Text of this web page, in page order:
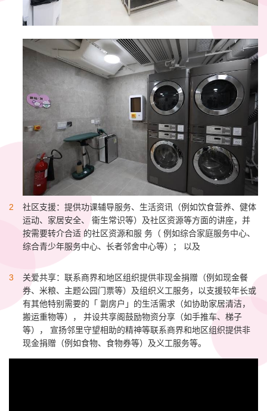
社区支援：提供功课辅导服务、生活资讯（例如饮食营养、健体
运动、家居安全、 衞生常识等）及社区资源等方面的讲座，并
按需要转介合适 的社区资源和服 务（ 例如综合家庭服务中心、
综合青少年服务中心、长者邻舍中心等）； 以及
关爱共享：联系商界和地区组织提供非现金捐赠（例如现金餐
券、米粮、主题公园门票等）及组织义工服务，以支援较年长或
有其他特别需要的「 劏房户」的生活需求（如协助家居清洁，
搬运重物等）， 并设共享阁鼓励物资分享（如手推车、梯子
等）， 宣扬邻里守望相助的精神等联系商界和地区组织提供非
现金捐赠（例如食物、食物券等）及义工服务等。